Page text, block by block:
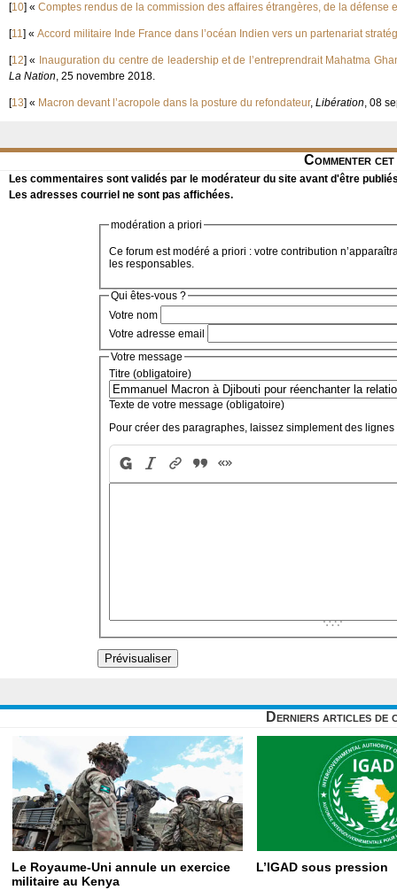
[10] « Comptes rendus de la commission des affaires étrangères, de la défense
[11] « Accord militaire Inde France dans l’océan Indien vers un partenariat
[12]« Inauguration du centre de leadership et de l’entreprendrait Mahatma
La Nation, 25 novembre 2018.
[13] « Macron devant l’acropole dans la posture du refondateur, Libération, 08
Commenter
Les commentaires sont validés par le modérateur du site avant d'être
Les adresses courriel ne sont pas affichées.
modération a priori
Ce forum est modéré a priori : votre contribution
les responsables.
Qui êtes-vous ?
Votre nom
Votre adresse email
Votre message
Titre (obligatoire)
Texte de votre message (obligatoire)
Pour créer des paragraphes, laissez simplement des lignes
Derniers articles de
Le Royaume-Uni annule un exercice
militaire au Kenya
L’IGAD sous pression